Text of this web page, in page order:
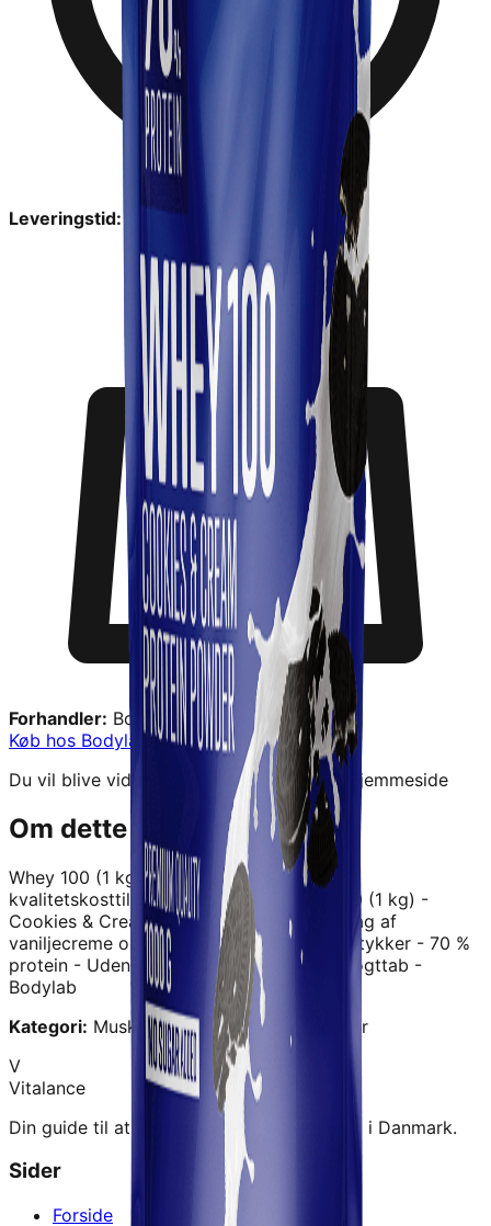
Leveringstid: 1-2 dage
Forhandler: Bodylab
Køb hos Bodylab →
Du vil blive videresendt til forhandlerens hjemmeside
Om dette produkt
Whey 100 (1 kg) - Cookies & Creamer et
kvalitetskosttilskud fra
Bodylab
Whey 100 (1 kg) -
Cookies & Cream - Proteinpulver med smag af
vaniljecreme og knasende chokoladekiksstykker - 70 %
protein - Uden tilsat sukker - Perfekt til vøgttab -
Bodylab
Kategori: Muskelopbygning › Proteinpulver
V
Vitalance
Din guide til at finde de bedste kosttilskud i Danmark.
Sider
Forside